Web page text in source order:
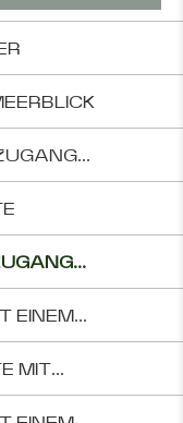
EINEM...
MIT...